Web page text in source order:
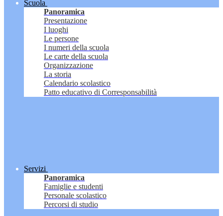
Scuola
Panoramica
Presentazione
I luoghi
Le persone
I numeri della scuola
Le carte della scuola
Organizzazione
La storia
Calendario scolastico
Patto educativo di Corresponsabilità
Servizi
Panoramica
Famiglie e studenti
Personale scolastico
Percorsi di studio